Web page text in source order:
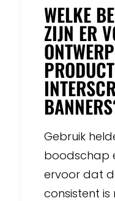
WELKE
ZIJN ER
Gebruik
boodschap
ervoor dat
consistent